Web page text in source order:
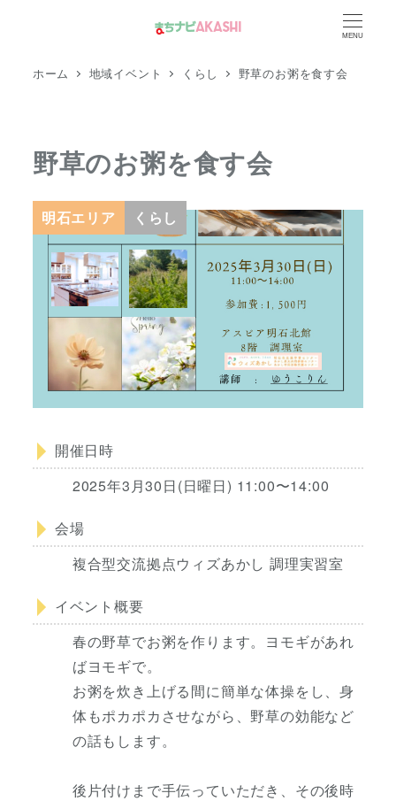
MENU
ホーム 地域イベント くらし 野草のお粥を食す会
野草のお粥を食す会
明石エリア くらし
開催日時
2025年3月30日(日曜日) 11:00〜14:00
会場
複合型交流拠点ウィズあかし 調理実習室
イベント概要
春の野草でお粥を作ります。ヨモギがあれ
ばヨモギで。
お粥を炊き上げる間に簡単な体操をし、身
体もポカポカさせながら、野草の効能など
の話もします。
後片付けまで手伝っていただき、その後時